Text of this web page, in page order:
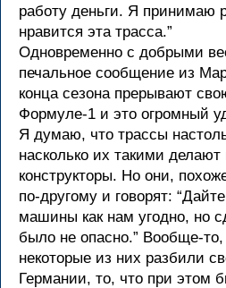
работу деньги. Я принимаю
нравится эта трасса.”
Одновременно с добрыми
печальное сообщение из
конца сезона прерывают
Формуле-1 и это огромный
Я думаю, что трассы
насколько их такими
конструкторы. Но они,
по-другому и говорят:
машины как нам угодно, но
было не опасно.” Вообще-то,
некоторые из них разбили
Германии, то, что при этом